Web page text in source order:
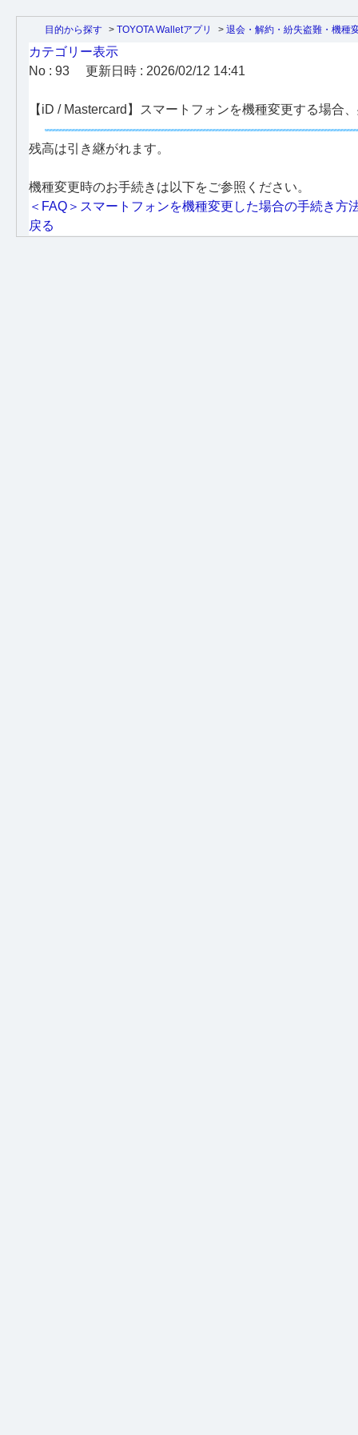
目的から探す > TOYOTA Walletアプリ > 退会・解約・紛失盗難・機種
カテゴリー表示
No : 93
更新日時 : 2026/02/12 14:41
【iD / Mastercard】スマートフォンを機種変更する場合
残高は引き継がれます。
機種変更時のお手続きは以下をご参照ください。
＜FAQ＞スマートフォンを機種変更した場合の手続き方
戻る